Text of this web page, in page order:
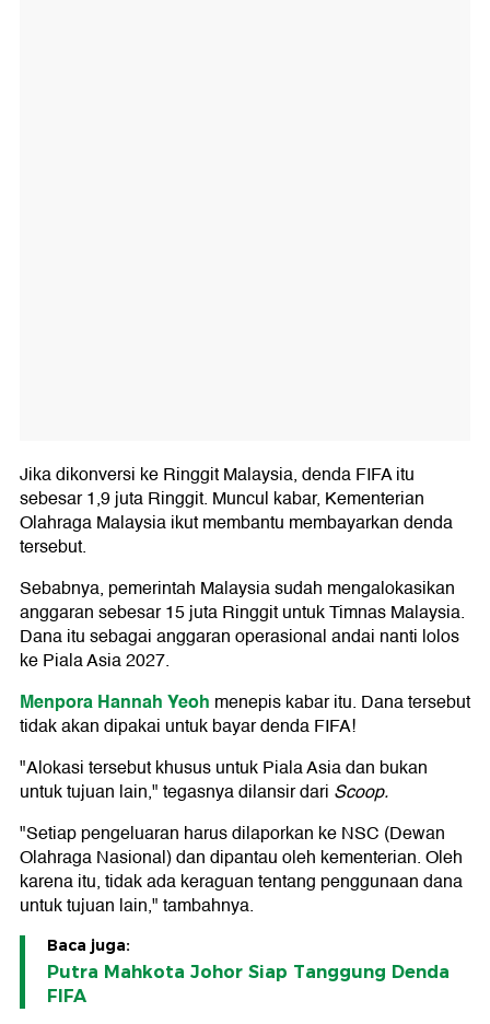
Jika dikonversi ke Ringgit Malaysia, denda FIFA itu
sebesar 1,9 juta Ringgit. Muncul kabar, Kementerian
Olahraga Malaysia ikut membantu membayarkan denda
tersebut.
Sebabnya, pemerintah Malaysia sudah mengalokasikan
anggaran sebesar 15 juta Ringgit untuk Timnas Malaysia.
Dana itu sebagai anggaran operasional andai nanti lolos
ke Piala Asia 2027.
Menpora Hannah Yeoh menepis kabar itu. Dana tersebut
tidak akan dipakai untuk bayar denda FIFA!
"Alokasi tersebut khusus untuk Piala Asia dan bukan
untuk tujuan lain," tegasnya dilansir dari Scoop.
"Setiap pengeluaran harus dilaporkan ke NSC (Dewan
Olahraga Nasional) dan dipantau oleh kementerian. Oleh
karena itu, tidak ada keraguan tentang penggunaan dana
untuk tujuan lain," tambahnya.
Baca juga:
Putra Mahkota Johor Siap Tanggung Denda
FIFA